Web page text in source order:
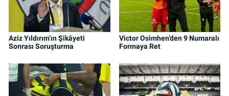
Aziz Yıldırım’ın Şikâyeti
Sonrası Soruşturma
Victor Osimhen’den 9 Numaralı
Formaya Ret